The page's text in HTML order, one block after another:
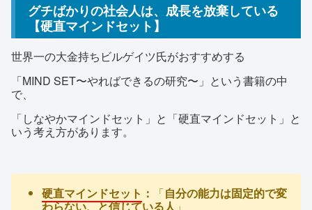
グチばかりの社会人は、成長を放棄している
【硬直マインドセット】
世界一の大金持ちビルゲイツ氏がおすすめする
「MIND SET〜やればできるの研究〜」という書籍の中
で、
「しなやかマインドセット」と「硬直マインドセット」と
いう考え方があります。
硬直マインドセット ： 「自分の能力は固定的で変
わらない、と信じている人 」